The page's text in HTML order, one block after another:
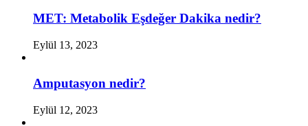
MET: Metabolik Eşdeğer Dakika nedir?
Eylül 13, 2023
Amputasyon nedir?
Eylül 12, 2023